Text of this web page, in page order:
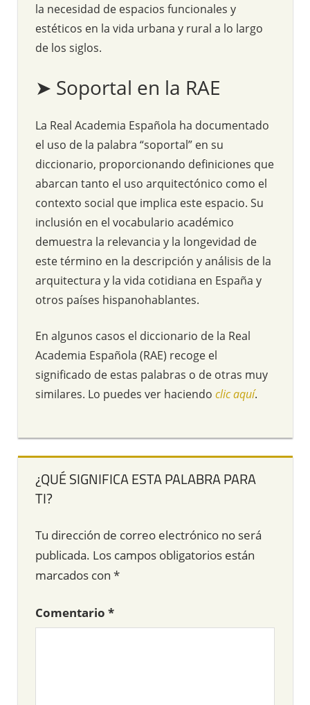
la necesidad de espacios funcionales y
estéticos en la vida urbana y rural a lo largo
de los siglos.
➤ Soportal en la RAE
La Real Academia Española ha documentado
el uso de la palabra “soportal” en su
diccionario, proporcionando definiciones que
abarcan tanto el uso arquitectónico como el
contexto social que implica este espacio. Su
inclusión en el vocabulario académico
demuestra la relevancia y la longevidad de
este término en la descripción y análisis de la
arquitectura y la vida cotidiana en España y
otros países hispanohablantes.
En algunos casos el diccionario de la Real
Academia Española (RAE) recoge el
significado de estas palabras o de otras muy
similares. Lo puedes ver haciendo clic aquí.
¿QUÉ SIGNIFICA ESTA PALABRA PARA
TI?
Tu dirección de correo electrónico no será
publicada. Los campos obligatorios están
marcados con *
Comentario *